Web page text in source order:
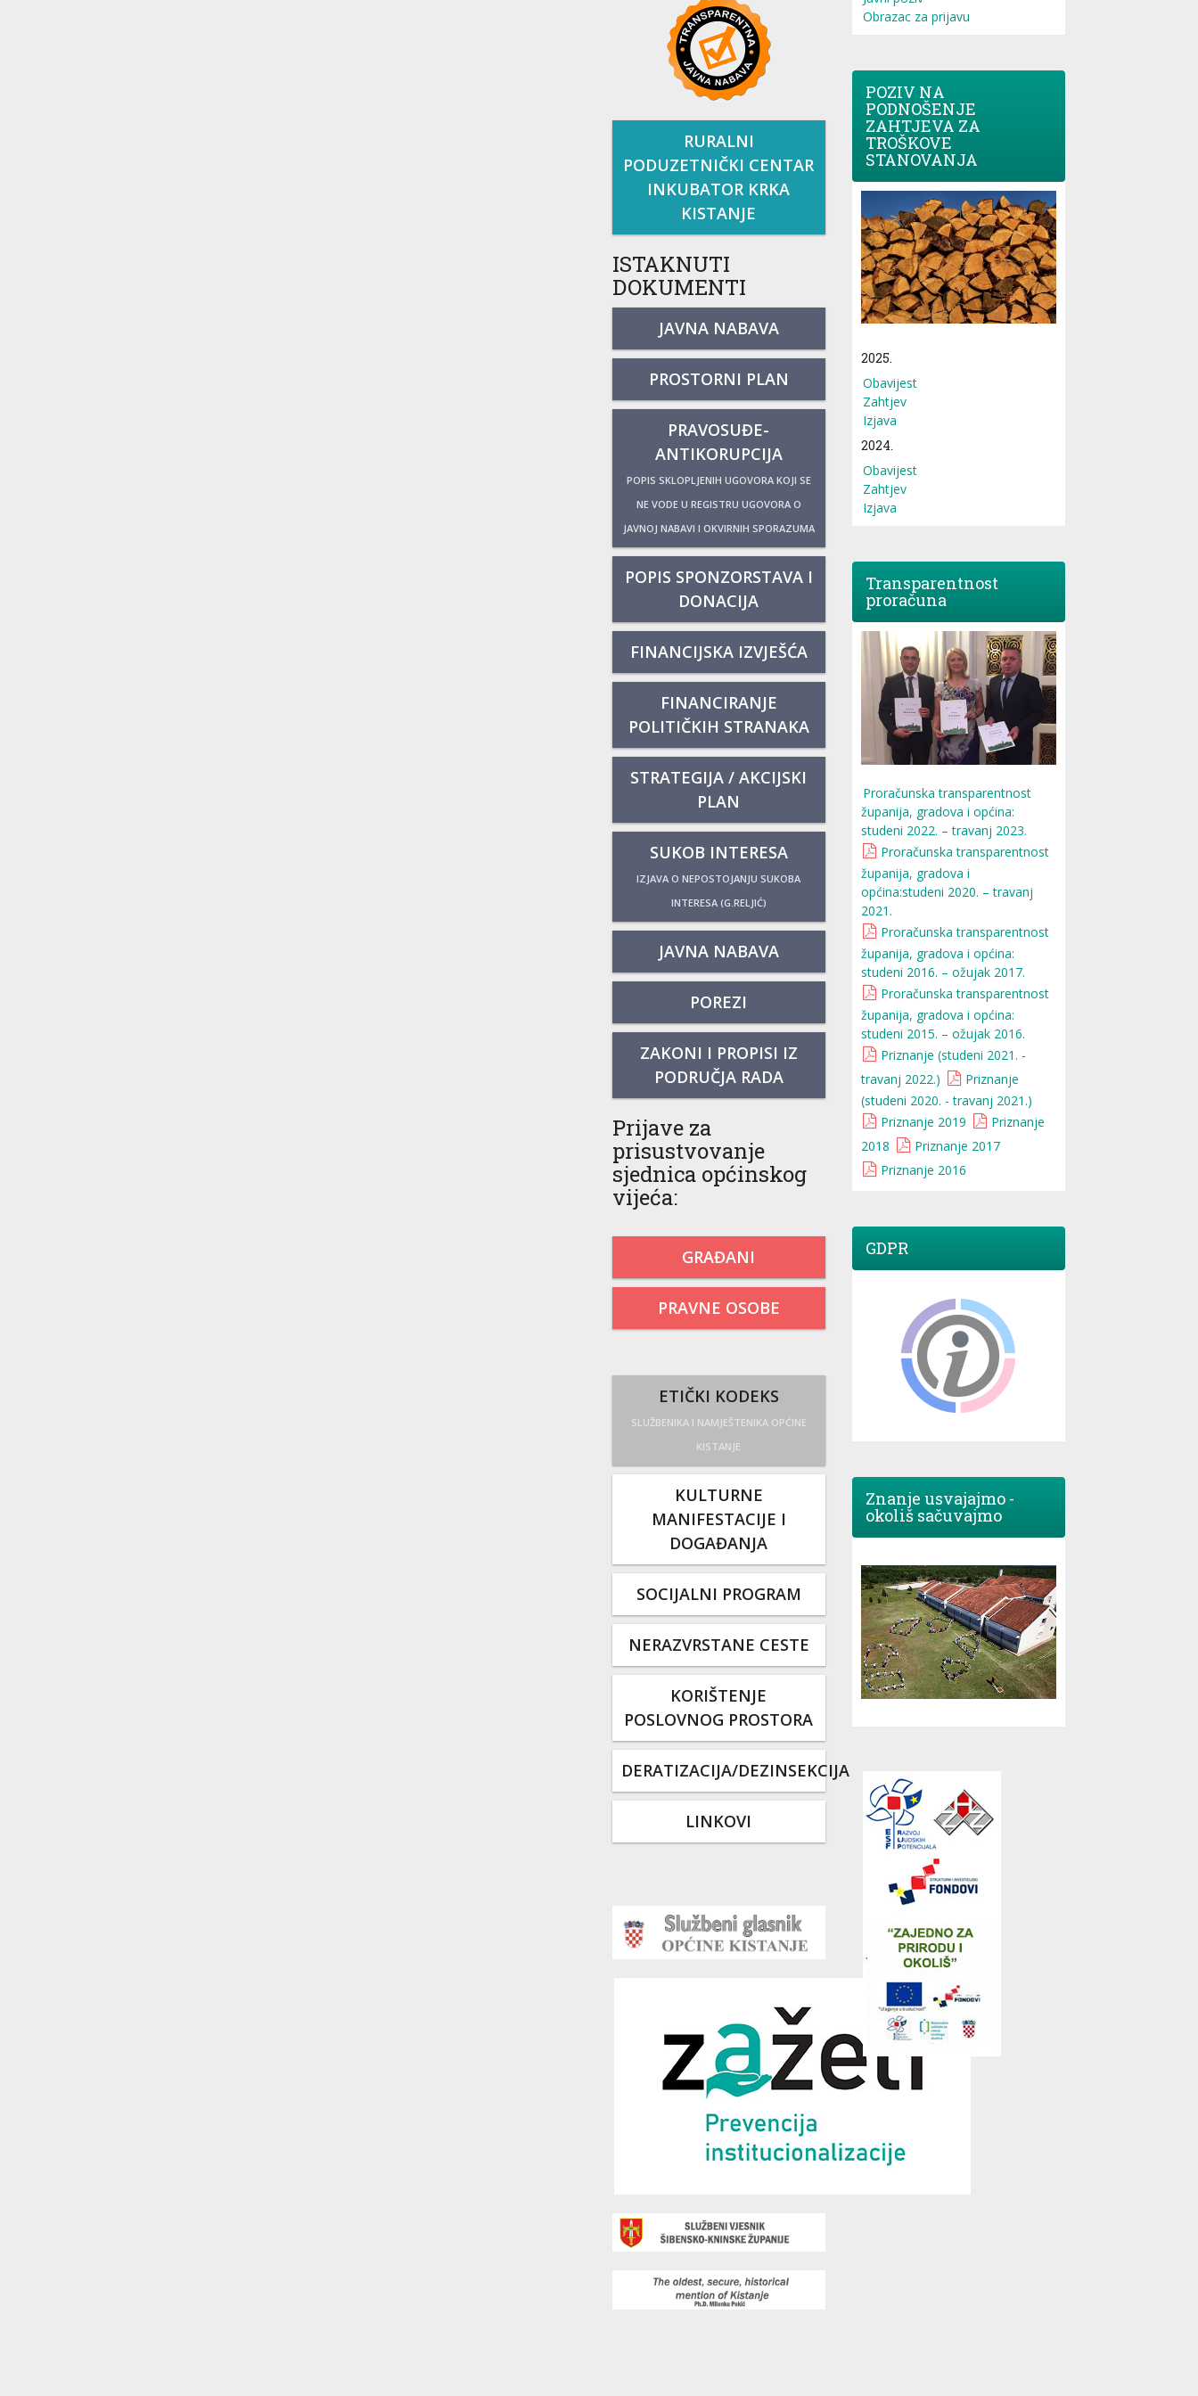
RURALNI
PODUZETNIČKI CENTAR
INKUBATOR KRKA
KISTANJE
ISTAKNUTI
DOKUMENTI
JAVNA NABAVA
PROSTORNI PLAN
PRAVOSUĐE-
ANTIKORUPCIJA
POPIS SKLOPLJENIH UGOVORA KOJI SE
NE VODE U REGISTRU UGOVORA O
JAVNOJ NABAVI I OKVIRNIH SPORAZUMA
POPIS SPONZORSTAVA I
DONACIJA
FINANCIJSKA IZVJEŠĆA
FINANCIRANJE
POLITIČKIH STRANAKA
STRATEGIJA / AKCIJSKI
PLAN
SUKOB INTERESA
IZJAVA O NEPOSTOJANJU SUKOBA
INTERESA (G.RELJIĆ)
JAVNA NABAVA
POREZI
ZAKONI I PROPISI IZ
PODRUČJA RADA
Prijave za
prisustvovanje
sjednica općinskog
vijeća:
GRAĐANI
PRAVNE OSOBE
ETIČKI KODEKS
SLUŽBENIKA I NAMJEŠTENIKA OPĆINE
KISTANJE
KULTURNE
MANIFESTACIJE I
DOGAĐANJA
SOCIJALNI PROGRAM
NERAZVRSTANE CESTE
KORIŠTENJE
POSLOVNOG PROSTORA
DERATIZACIJA/DEZINSEKCIJA
LINKOVI
Obrazac za prijavu
POZIV NA
PODNOŠENJE
ZAHTJEVA ZA
TROŠKOVE
STANOVANJA
2025.
Obavijest
Zahtjev
Izjava
2024.
Obavijest
Zahtjev
Izjava
Transparentnost
proračuna
Proračunska transparentnost
županija, gradova i općina:
studeni 2022. – travanj 2023.
Proračunska transparentnost
županija, gradova i
općina:studeni 2020. – travanj
2021.
Proračunska transparentnost
županija, gradova i općina:
studeni 2016. – ožujak 2017.
Proračunska transparentnost
županija, gradova i općina:
studeni 2015. – ožujak 2016.
Priznanje (studeni 2021. -
travanj 2022.)
Priznanje
(studeni 2020. - travanj 2021.)
Priznanje 2019
Priznanje
2018
Priznanje 2017
Priznanje 2016
GDPR
Znanje usvajajmo -
okoliš sačuvajmo